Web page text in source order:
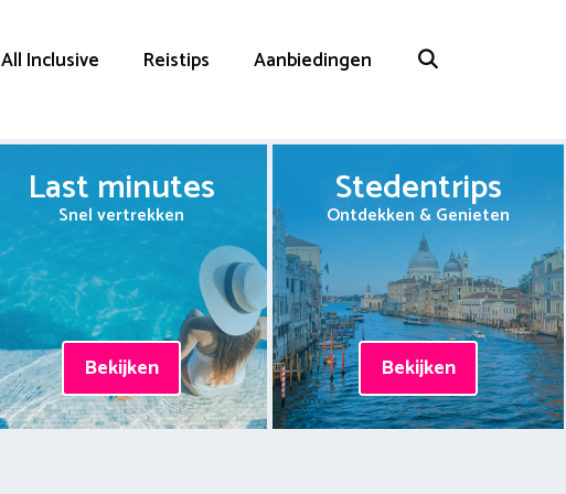
All Inclusive Reistips Aanbiedingen
Last minutes
Snel vertrekken
Bekijken
Stedentrips
Ontdekken & Genieten
Bekijken